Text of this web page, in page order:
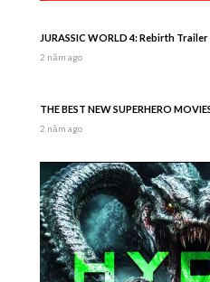
JURASSIC WORLD 4: Rebirth Trailer
2 năm ago
THE BEST NEW SUPERHERO
2 năm ago